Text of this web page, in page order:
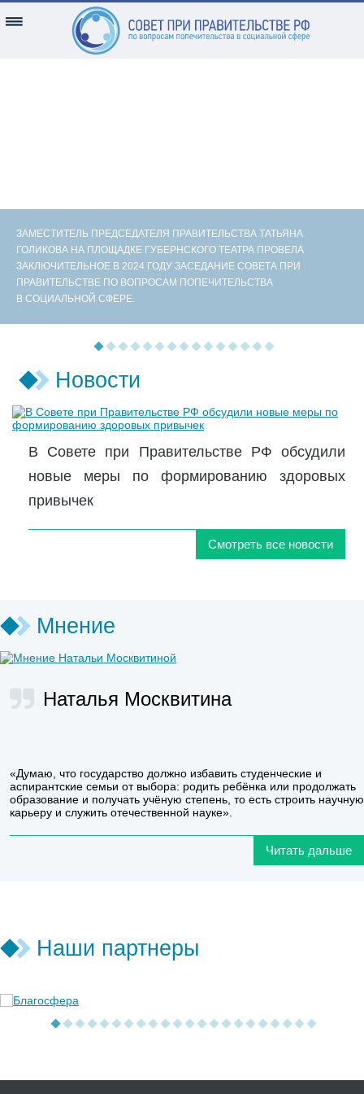
ЗАМЕСТИТЕЛЬ ПРЕДСЕДАТЕЛЯ ПРАВИТЕЛЬСТВА ТАТЬЯНА
ГОЛИКОВА НА ПЛОЩАДКЕ ГУБЕРНСКОГО ТЕАТРА ПРОВЕЛА
ЗАКЛЮЧИТЕЛЬНОЕ В 2024 ГОДУ ЗАСЕДАНИЕ СОВЕТА ПРИ
ПРАВИТЕЛЬСТВЕ ПО ВОПРОСАМ ПОПЕЧИТЕЛЬСТВА
В СОЦИАЛЬНОЙ СФЕРЕ.
Новости
В Совете при Правительстве РФ обсудили
новые меры по формированию здоровых
привычек
Смотреть все новости
Мнение
Наталья Москвитина
«Думаю, что государство должно избавить студенческие и
аспирантские семьи от выбора: родить ребёнка или продолжать
образование и получать учёную степень, то есть строить научную
карьеру и служить отечественной науке».
Читать дальше
Наши партнеры